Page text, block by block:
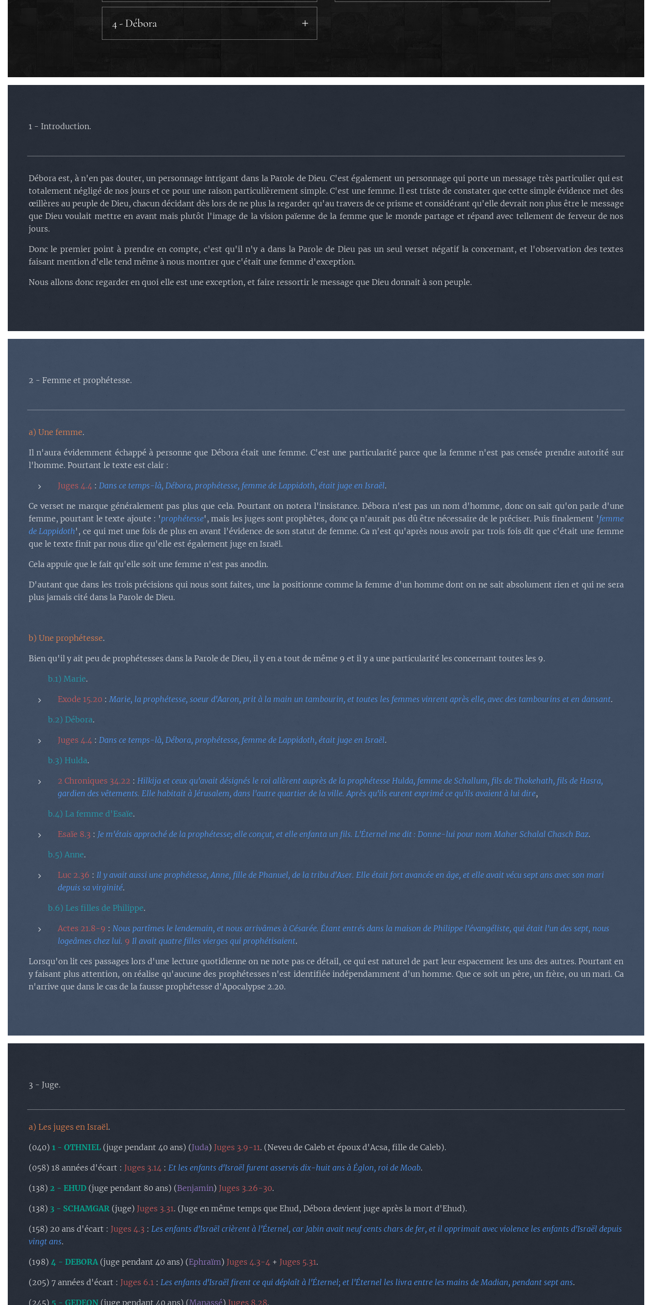
b.3) Hulda
a) Les juges en Israël.
b) Les juges sont des libérateurs.
4 - Débora
1 - Introduction.
Débora est, à n'en pas douter, un personnage intrigant dans la Parole de Dieu. C'est également un personnage qui porte un message très particulier qui est
totalement négligé de nos jours et ce pour une raison particulièrement simple. C'est une femme. Il est triste de constater que cette simple évidence met des
œillères au peuple de Dieu, chacun décidant dès lors de ne plus la regarder qu'au travers de ce prisme et considérant qu'elle devrait non plus être le message
que Dieu voulait mettre en avant mais plutôt l'image de la vision païenne de la femme que le monde partage et répand avec tellement de ferveur de nos
jours.
Donc le premier point à prendre en compte, c'est qu'il n'y a dans la Parole de Dieu pas un seul verset négatif la concernant, et l'observation des textes
faisant mention d'elle tend même à nous montrer que c'était une femme d'exception.
Nous allons donc regarder en quoi elle est une exception, et faire ressortir le message que Dieu donnait à son peuple.
2 - Femme et prophétesse.
a) Une femme.
Il n'aura évidemment échappé à personne que Débora était une femme. C'est une particularité parce que la femme n'est pas censée prendre autorité sur
l'homme. Pourtant le texte est clair :
Juges 4.4: Dans ce temps-là, Débora, prophétesse, femme de Lappidoth, était juge en Israël.
Ce verset ne marque généralement pas plus que cela. Pourtant on notera l'insistance. Débora n'est pas un nom d'homme, donc on sait qu'on parle d'une
femme, pourtant le texte ajoute : 'prophétesse', mais les juges sont prophètes, donc ça n'aurait pas dû être nécessaire de le préciser. Puis finalement 'femme
de Lappidoth', ce qui met une fois de plus en avant l'évidence de son statut de femme. Ca n'est qu'après nous avoir par trois fois dit que c'était une femme
que le texte finit par nous dire qu'elle est également juge en Israël.
Cela appuie que le fait qu'elle soit une femme n'est pas anodin.
D'autant que dans les trois précisions qui nous sont faites, une la positionne comme la femme d'un homme dont on ne sait absolument rien et qui ne sera
plus jamais cité dans la Parole de Dieu.
b) Une prophétesse.
Bien qu'il y ait peu de prophétesses dans la Parole de Dieu, il y en a tout de même 9 et il y a une particularité les concernant toutes les 9.
b.1) Marie.
Exode 15.20 :Marie, la prophétesse, soeur d'Aaron, prit à la main un tambourin, et toutes les femmes vinrent après elle, avec des tambourins et en dansant.
b.2) Débora.
Juges 4.4: Dans ce temps-là, Débora, prophétesse, femme de Lappidoth, était juge en Israël.
b.3) Hulda.
2 Chroniques 34.22 : Hilkija et ceux qu'avait désignés le roi allèrent auprès de la prophétesse Hulda, femme de Schallum, fils de Thokehath, fils de Hasra,
gardien des vêtements. Elle habitait à Jérusalem, dans l'autre quartier de la ville. Après qu'ils eurent exprimé ce qu'ils avaient à lui dire,
b.4) La femme d'Esaïe.
Esaïe 8.3 : Je m'étais approché de la prophétesse; elle conçut, et elle enfanta un fils. L'Éternel me dit : Donne-lui pour nom Maher Schalal Chasch Baz.
b.5) Anne.
Luc 2.36 : Il y avait aussi une prophétesse, Anne, fille de Phanuel, de la tribu d'Aser. Elle était fort avancée en âge, et elle avait vécu sept ans avec son mari
depuis sa virginité.
b.6) Les filles de Philippe.
Actes 21.8-9 : Nous partîmes le lendemain, et nous arrivâmes à Césarée. Étant entrés dans la maison de Philippe l'évangéliste, qui était l'un des sept, nous
logeâmes chez lui. 9 Il avait quatre filles vierges qui prophétisaient.
Lorsqu'on lit ces passages lors d'une lecture quotidienne on ne note pas ce détail, ce qui est naturel de part leur espacement les uns des autres. Pourtant en
y faisant plus attention, on réalise qu'aucune des prophétesses n'est identifiée indépendamment d'un homme. Que ce soit un père, un frère, ou un mari. Ca
n'arrive que dans le cas de la fausse prophétesse d'Apocalypse 2.20.
3 - Juge.
a) Les juges en Israël.
(040) 1 - OTHNIEL(juge pendant 40 ans) (Juda) Juges 3.9-11. (Neveu de Caleb et époux d'Acsa, fille de Caleb).
(058) 18 années d'écart : Juges 3.14: Et les enfants d'Israël furent asservis dix-huit ans à Églon, roi de Moab.
(138) 2 - EHUD(juge pendant 80 ans) (Benjamin) Juges 3.26-30.
(138) 3 - SCHAMGAR(juge) Juges 3.31. (Juge en même temps que Ehud, Débora devient juge après la mort d'Ehud).
(158) 20 ans d'écart : Juges 4.3 : Les enfants d'Israël crièrent à l'Éternel, car Jabin avait neuf cents chars de fer, et il opprimait avec violence les enfants d'Israël depuis
vingt ans.
(198) 4 - DEBORA(juge pendant 40 ans) (Ephraïm) Juges 4.3-4 + Juges 5.31.
(205) 7 années d'écart : Juges 6.1: Les enfants d'Israël firent ce qui déplaît à l'Éternel; et l'Éternel les livra entre les mains de Madian, pendant sept ans.
(245) 5 - GEDEON(juge pendant 40 ans) (Manassé) Juges 8.28.